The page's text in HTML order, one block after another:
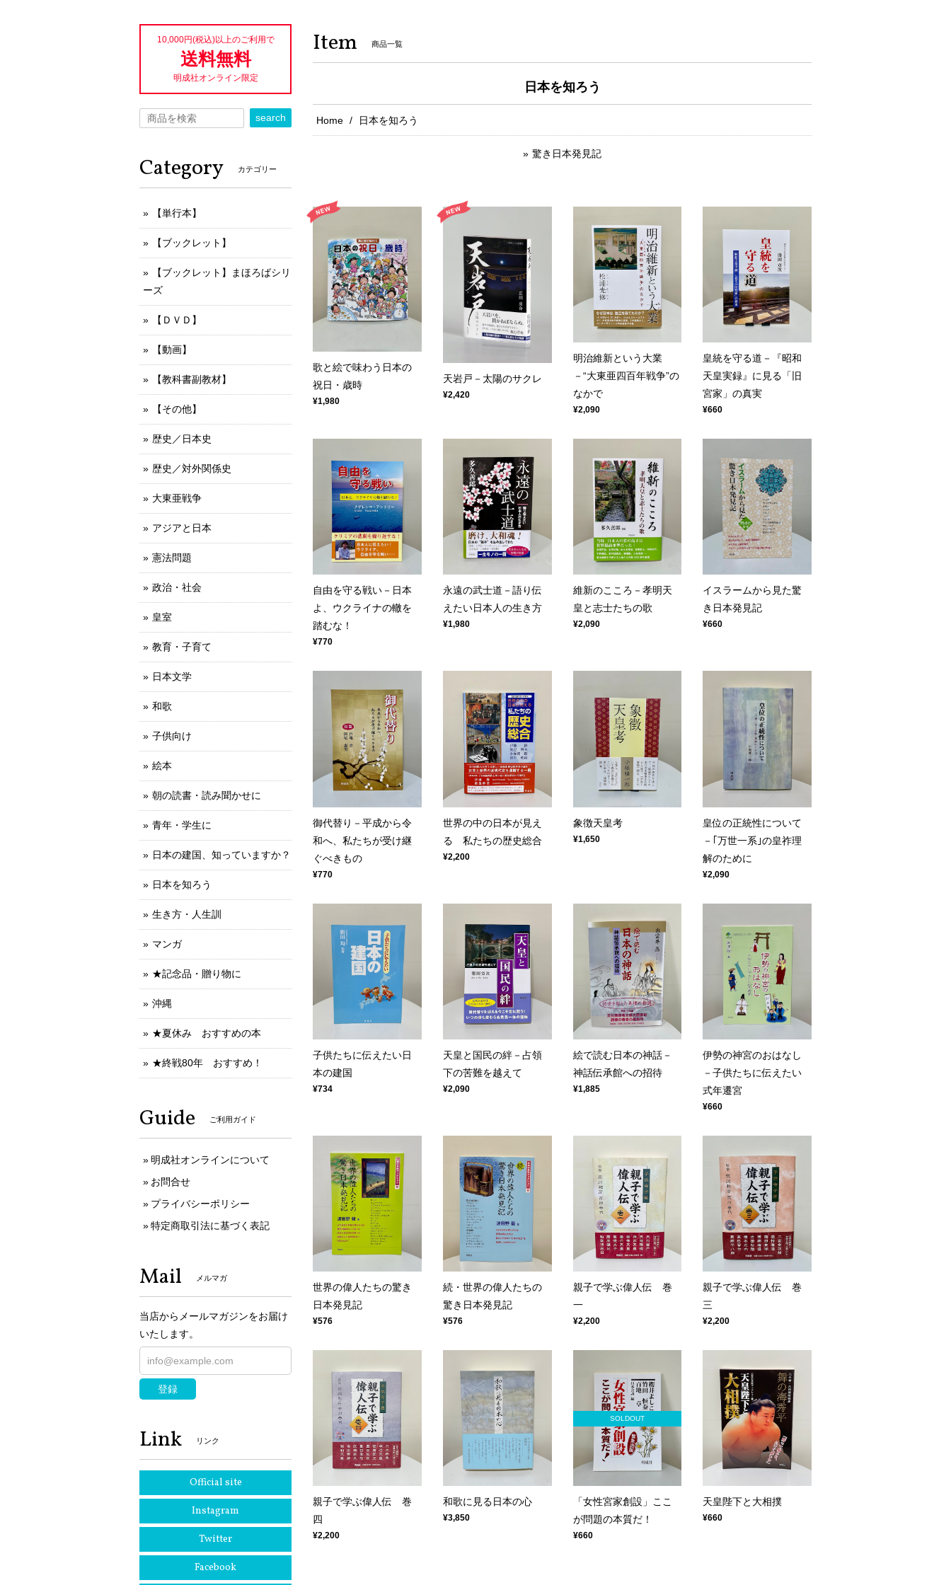
Item 商品一覧
日本を知ろう
Home 日本を知ろう
驚き日本発見記
歌と絵で味わう日本の
祝日・歳時
¥1,980
天岩戸－太陽のサクレ
¥2,420
明治維新という大業
－“大東亜四百年戦争”の
なかで
¥2,090
皇統を守る道－『昭和
天皇実録』に見る「旧
宮家」の真実
¥660
自由を守る戦い－日本
よ、ウクライナの轍を
踏むな！
¥770
永遠の武士道－語り伝
えたい日本人の生き方
¥1,980
維新のこころ－孝明天
皇と志士たちの歌
¥2,090
イスラームから見た驚
き日本発見記
¥660
御代替り－平成から令
和へ、私たちが受け継
ぐべきもの
¥770
世界の中の日本が見え
る 私たちの歴史総合
¥2,200
象徴天皇考
¥1,650
皇位の正統性について
－｢万世一系｣の皇祚理
解のために
¥2,090
子供たちに伝えたい日
本の建国
¥734
天皇と国民の絆－占領
下の苦難を越えて
¥2,090
絵で読む日本の神話－
神話伝承館への招待
¥1,885
伊勢の神宮のおはなし
－子供たちに伝えたい
式年遷宮
¥660
世界の偉人たちの驚き
日本発見記
¥576
続・世界の偉人たちの
驚き日本発見記
¥576
親子で学ぶ偉人伝 巻
一
¥2,200
親子で学ぶ偉人伝 巻
三
¥2,200
親子で学ぶ偉人伝 巻
四
¥2,200
和歌に見る日本の心
¥3,850
SOLDOUT
「女性宮家創設」ここ
が問題の本質だ！
¥660
天皇陛下と大相撲
¥660
10,000円(税込)以上のご利用で
送料無料
明成社オンライン限定
search
Category カテゴリー
【単行本】
【ブックレット】
【ブックレット】まほろばシリ
ーズ
【ＤＶＤ】
【動画】
【教科書副教材】
【その他】
歴史／日本史
歴史／対外関係史
大東亜戦争
アジアと日本
憲法問題
政治・社会
皇室
教育・子育て
日本文学
和歌
子供向け
絵本
朝の読書・読み聞かせに
青年・学生に
日本の建国、知っていますか？
日本を知ろう
生き方・人生訓
マンガ
★記念品・贈り物に
沖縄
★夏休み おすすめの本
★終戦80年 おすすめ！
Guide ご利用ガイド
明成社オンラインについて
お問合せ
プライバシーポリシー
特定商取引法に基づく表記
Mail メルマガ
当店からメールマガジンをお届け
いたします。
登録
Link リンク
Official site
Instagram
Twitter
Facebook